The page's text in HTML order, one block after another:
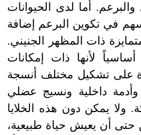
أما لدى الحيوانات
في تكوين البرعم إضافة
ذات المظهر الجنيني.
لأنها ذات إمكانات
على تشكيل مختلف أنسجة
داخلية ونسيج عضلي
ولا يمكن دون هذه الخلايا
حتى أن يعيش حياة طبيعية،